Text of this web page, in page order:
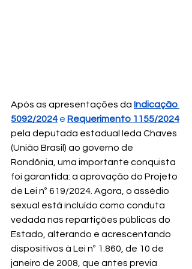
Após as apresentações da Indicação
5092/2024 e Requerimento 1155/2024
pela deputada estadual Ieda Chaves
(União Brasil) ao governo de
Rondônia, uma importante conquista
foi garantida: a aprovação do Projeto
de Lei nº 619/2024. Agora, o assédio
sexual está incluído como conduta
vedada nas repartições públicas do
Estado, alterando e acrescentando
dispositivos à Lei nº 1.860, de 10 de
janeiro de 2008, que antes previa